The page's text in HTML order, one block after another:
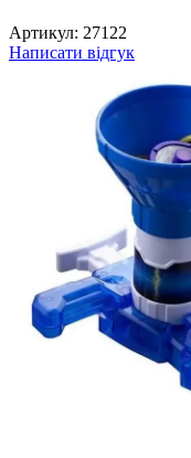
Артикул: 27122
Написати відгук